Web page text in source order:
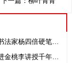
● 写好规范汉字 传承华夏文脉——伊川书法家杨四倍硬笔书法公益课堂走进金桃李
● 翰墨润童心 书香传文脉——张会涛走进金桃李讲授千年书法发展史